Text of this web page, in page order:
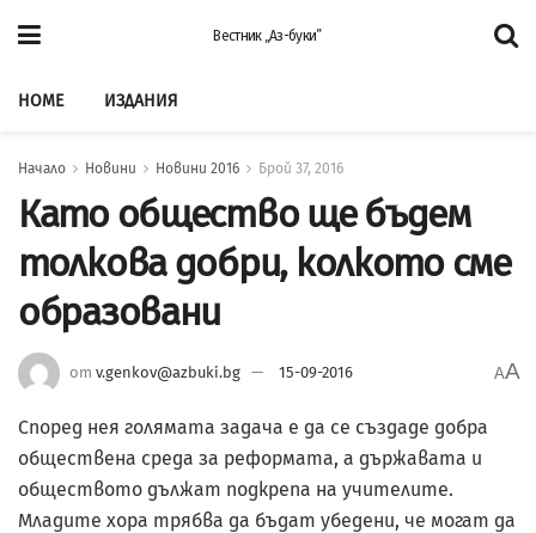
Вестник „Аз-буки”
HOME ИЗДАНИЯ
Начало Новини Новини 2016 Брой 37, 2016
Като общество ще бъдем
толкова добри, колкото сме
образовани
от v.genkov@azbuki.bg 15-09-2016 AA
Според нея голямата задача е да се създаде добра
обществена среда за реформата, а държавата и
обществото дължат подкрепа на учителите.
Младите хора трябва да бъдат убедени, че могат да